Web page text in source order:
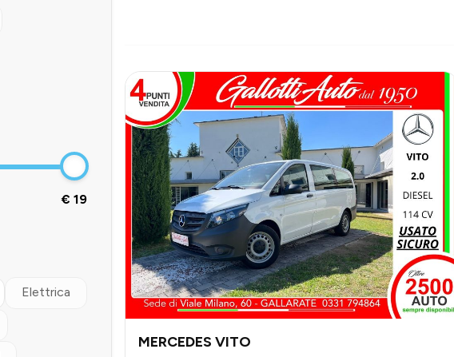
€ 19
Elettrica
MERCEDES VITO